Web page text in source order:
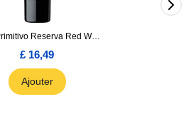
1932 Primitivo Reserva Red Wine 75cl
£ 16,49
Ajouter